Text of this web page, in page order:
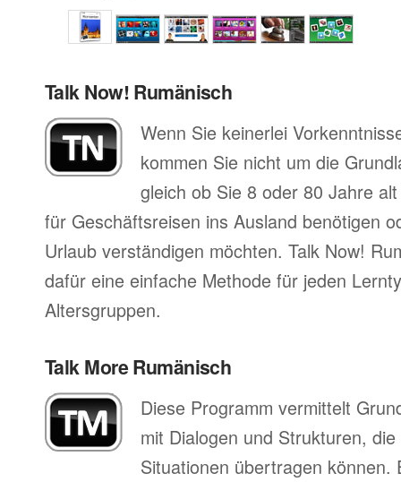
Talk Now! Rumänisch
Wenn Sie keinerlei
kommen Sie nicht um die
gleich ob Sie 8 oder 80 Jahre
für Geschäftsreisen ins Ausland benötigen
Urlaub verständigen möchten. Talk Now!
dafür eine einfache Methode für jeden
Altersgruppen.
Talk More Rumänisch
Diese Programm vermittelt
mit Dialogen und Strukturen,
Situationen übertragen können.